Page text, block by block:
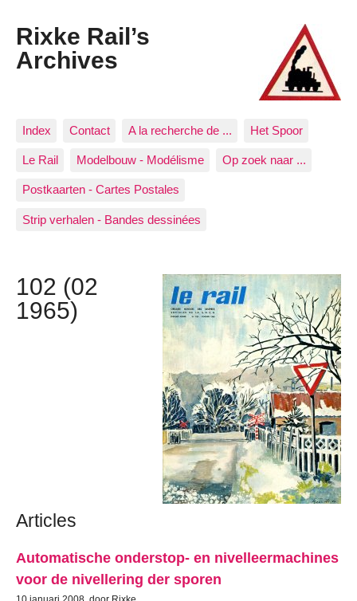
Rixke Rail’s
Archives
Index Contact A la recherche de ... Het Spoor
Le Rail Modelbouw - Modélisme Op zoek naar ...
Postkaarten - Cartes Postales
Strip verhalen - Bandes dessinées
102 (02
1965)
Articles
Automatische onderstop- en nivelleermachines
voor de nivellering der sporen